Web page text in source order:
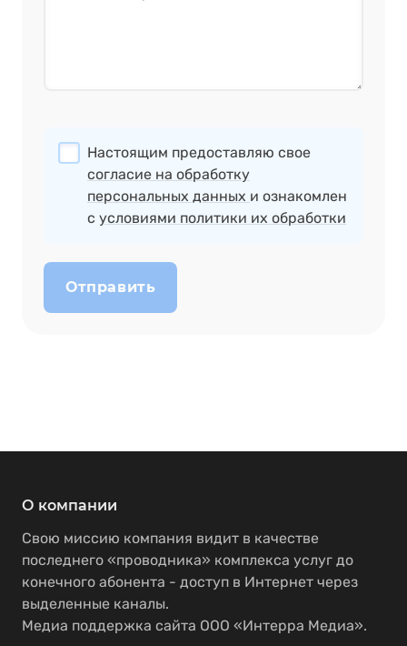
Настоящим предоставляю свое
согласие на обработку
персональных данных и ознакомлен
с условиями политики их обработки
Отправить
О компании
Свою миссию компания видит в качестве
последнего «проводника» комплекса услуг до
конечного абонента - доступ в Интернет через
выделенные каналы.
Медиа поддержка сайта ООО «Интерра Медиа».